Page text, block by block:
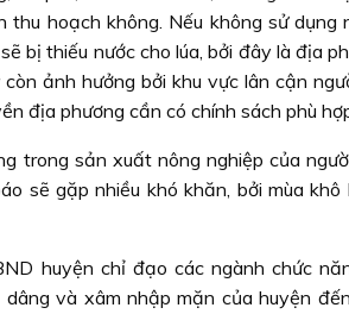
thu hoạch không. Nếu không sử
bị thiếu nước cho lúa, bởi đây là địa
ảnh hưởng bởi khu vực lân cận
địa phương cần có chính sách phù
trong sản xuất nông nghiệp của
sẽ gặp nhiều khó khăn, bởi mùa
huyện chỉ đạo các ngành chức
dâng và xâm nhập mặn của huyện